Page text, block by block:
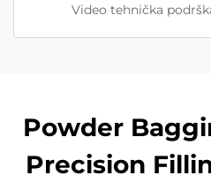
Video tehnička
Powder
Precision